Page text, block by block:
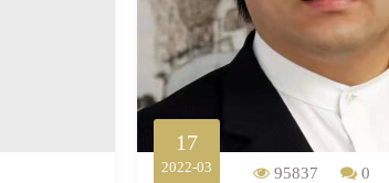
17
2022-03 95837 0